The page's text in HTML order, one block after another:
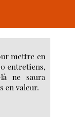
mettre en
entretiens,
ne saura
en valeur.